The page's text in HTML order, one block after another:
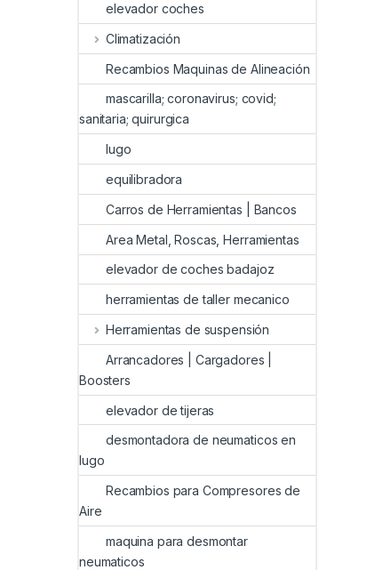
elevador coches
Climatización
Recambios Maquinas de Alineación
mascarilla; coronavirus; covid;
sanitaria; quirurgica
lugo
equilibradora
Carros de Herramientas | Bancos
Area Metal, Roscas, Herramientas
elevador de coches badajoz
herramientas de taller mecanico
Herramientas de suspensión
Arrancadores | Cargadores |
Boosters
elevador de tijeras
desmontadora de neumaticos en
lugo
Recambios para Compresores de
Aire
maquina para desmontar
neumaticos